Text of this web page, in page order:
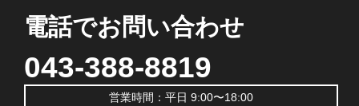
電話でお問い合わせ
043-388-8819
営業時間：平日 9:00〜18:00